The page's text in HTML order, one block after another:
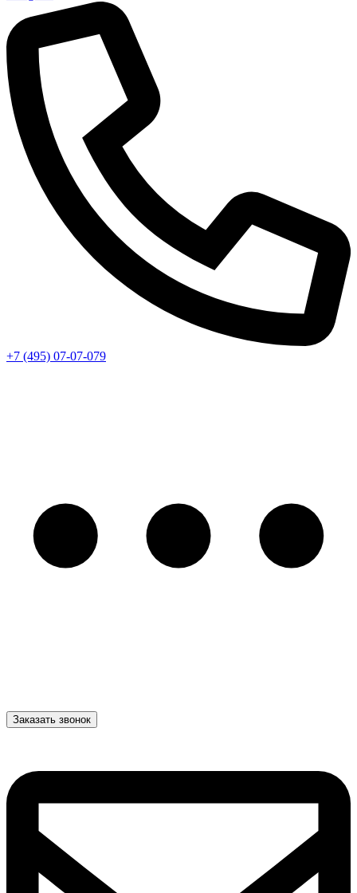
+7 (495) 07-07-079
Заказать звонок